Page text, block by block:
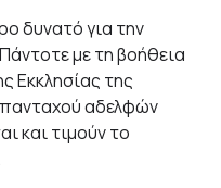
δυνατό για την
με τη βοήθεια
Εκκλησίας της
αδελφών
και τιμούν το